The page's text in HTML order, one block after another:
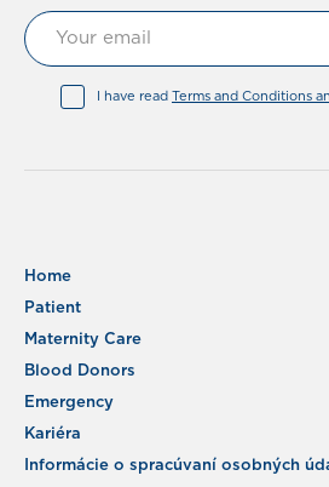
I have read Terms and Conditions
Home
Patient
Maternity Care
Blood Donors
Emergency
Kariéra
Informácie o spracúvaní osobných